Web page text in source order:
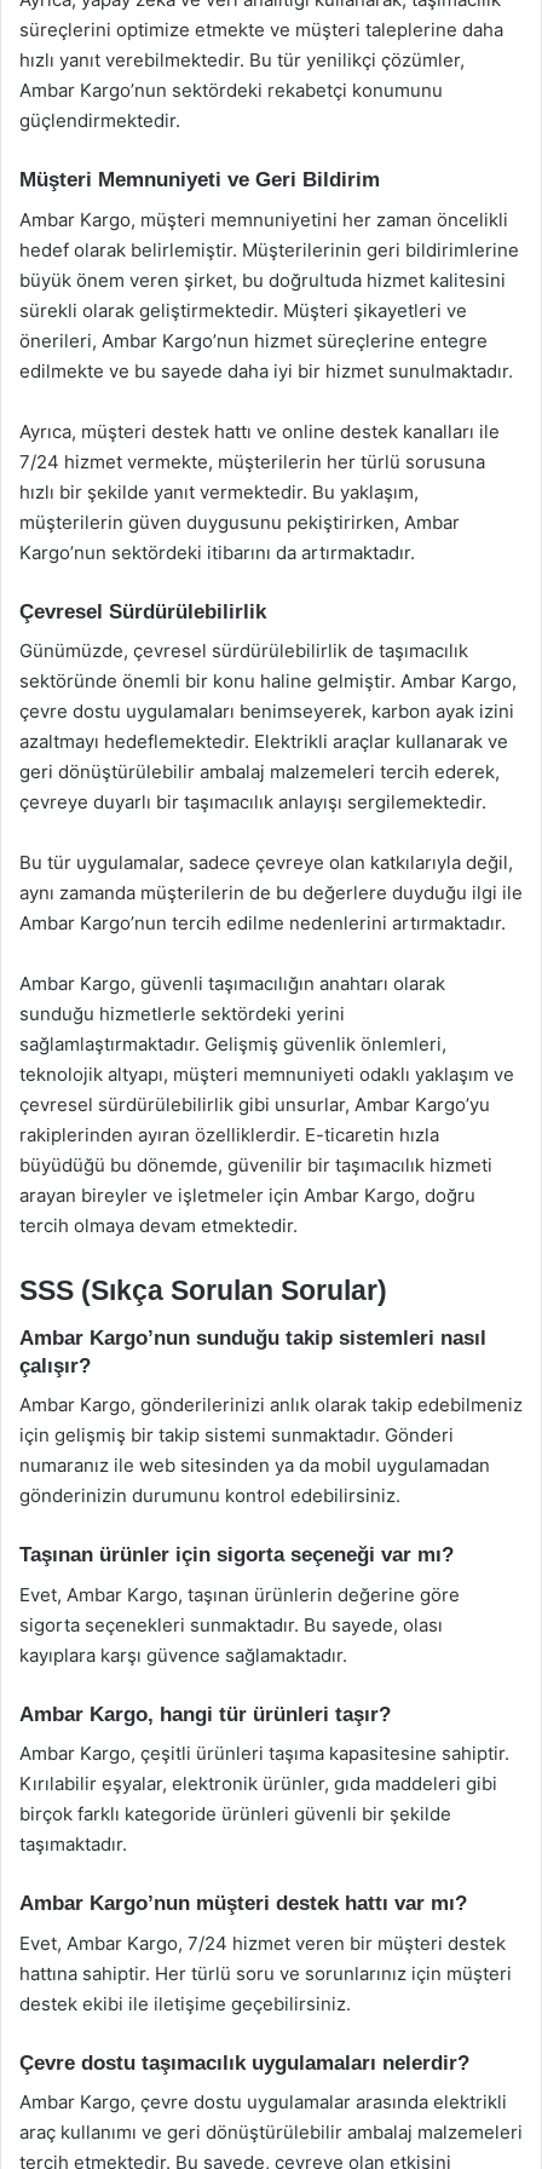
süreçlerini optimize etmekte ve müşteri taleplerine daha
hızlı yanıt verebilmektedir. Bu tür yenilikçi çözümler,
Ambar Kargo’nun sektördeki rekabetçi konumunu
güçlendirmektedir.
Müşteri Memnuniyeti ve Geri Bildirim
Ambar Kargo, müşteri memnuniyetini her zaman öncelikli
hedef olarak belirlemiştir. Müşterilerinin geri bildirimlerine
büyük önem veren şirket, bu doğrultuda hizmet kalitesini
sürekli olarak geliştirmektedir. Müşteri şikayetleri ve
önerileri, Ambar Kargo’nun hizmet süreçlerine entegre
edilmekte ve bu sayede daha iyi bir hizmet sunulmaktadır.
Ayrıca, müşteri destek hattı ve online destek kanalları ile
7/24 hizmet vermekte, müşterilerin her türlü sorusuna
hızlı bir şekilde yanıt vermektedir. Bu yaklaşım,
müşterilerin güven duygusunu pekiştirirken, Ambar
Kargo’nun sektördeki itibarını da artırmaktadır.
Çevresel Sürdürülebilirlik
Günümüzde, çevresel sürdürülebilirlik de taşımacılık
sektöründe önemli bir konu haline gelmiştir. Ambar Kargo,
çevre dostu uygulamaları benimseyerek, karbon ayak izini
azaltmayı hedeflemektedir. Elektrikli araçlar kullanarak ve
geri dönüştürülebilir ambalaj malzemeleri tercih ederek,
çevreye duyarlı bir taşımacılık anlayışı sergilemektedir.
Bu tür uygulamalar, sadece çevreye olan katkılarıyla değil,
aynı zamanda müşterilerin de bu değerlere duyduğu ilgi ile
Ambar Kargo’nun tercih edilme nedenlerini artırmaktadır.
Ambar Kargo, güvenli taşımacılığın anahtarı olarak
sunduğu hizmetlerle sektördeki yerini
sağlamlaştırmaktadır. Gelişmiş güvenlik önlemleri,
teknolojik altyapı, müşteri memnuniyeti odaklı yaklaşım ve
çevresel sürdürülebilirlik gibi unsurlar, Ambar Kargo’yu
rakiplerinden ayıran özelliklerdir. E-ticaretin hızla
büyüdüğü bu dönemde, güvenilir bir taşımacılık hizmeti
arayan bireyler ve işletmeler için Ambar Kargo, doğru
tercih olmaya devam etmektedir.
SSS (Sıkça Sorulan Sorular)
Ambar Kargo’nun sunduğu takip sistemleri nasıl
çalışır?
Ambar Kargo, gönderilerinizi anlık olarak takip edebilmeniz
için gelişmiş bir takip sistemi sunmaktadır. Gönderi
numaranız ile web sitesinden ya da mobil uygulamadan
gönderinizin durumunu kontrol edebilirsiniz.
Taşınan ürünler için sigorta seçeneği var mı?
Evet, Ambar Kargo, taşınan ürünlerin değerine göre
sigorta seçenekleri sunmaktadır. Bu sayede, olası
kayıplara karşı güvence sağlamaktadır.
Ambar Kargo, hangi tür ürünleri taşır?
Ambar Kargo, çeşitli ürünleri taşıma kapasitesine sahiptir.
Kırılabilir eşyalar, elektronik ürünler, gıda maddeleri gibi
birçok farklı kategoride ürünleri güvenli bir şekilde
taşımaktadır.
Ambar Kargo’nun müşteri destek hattı var mı?
Evet, Ambar Kargo, 7/24 hizmet veren bir müşteri destek
hattına sahiptir. Her türlü soru ve sorunlarınız için müşteri
destek ekibi ile iletişime geçebilirsiniz.
Çevre dostu taşımacılık uygulamaları nelerdir?
Ambar Kargo, çevre dostu uygulamalar arasında elektrikli
araç kullanımı ve geri dönüştürülebilir ambalaj malzemeleri
tercih etmektedir. Bu sayede, çevreye olan etkisini